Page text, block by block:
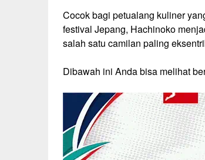
Cocok bagi petualang kuliner
festival Jepang, Hachinoko
salah satu camilan paling
Dibawah ini Anda bisa melihat